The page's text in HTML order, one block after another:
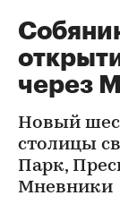
через
Новый
столицы
Парк,
Мневники